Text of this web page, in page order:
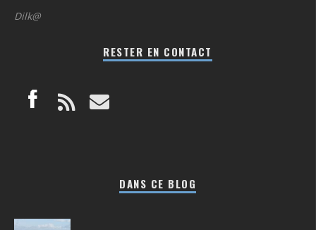
Dilk@
RESTER EN CONTACT
DANS CE BLOG